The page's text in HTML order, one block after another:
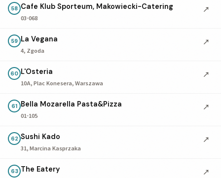
58 Cafe Klub Sporteum, Makowiecki-Catering
03-068
↗
59 La Vegana
4, Zgoda
↗
60 L'Osteria
10A, Plac Konesera, Warszawa
↗
61 Bella Mozarella Pasta&Pizza
01-105
↗
62 Sushi Kado
31, Marcina Kasprzaka
↗
63 The Eatery ↗